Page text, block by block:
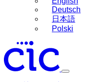
Deutsch
日本語
Polski